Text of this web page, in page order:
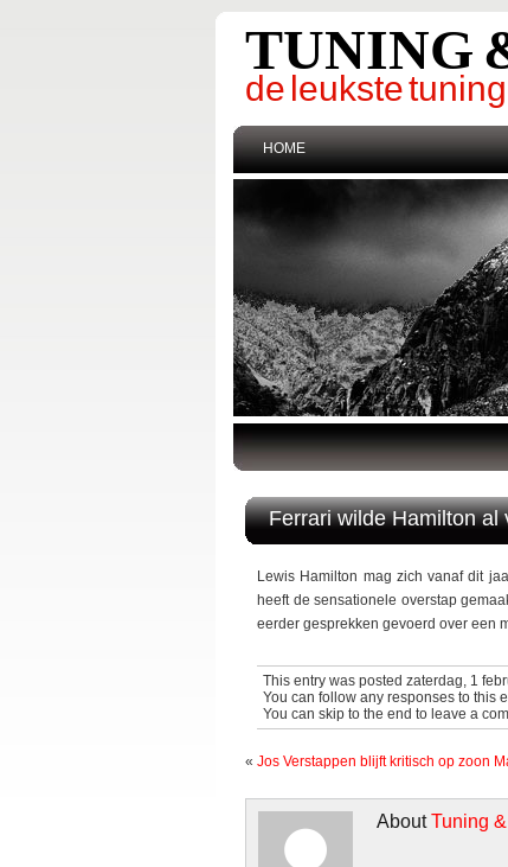
TUNING
de leukste
HOME
Ferrari wilde Hamilton
Lewis Hamilton mag zich vanaf dit
heeft de sensationele overstap
eerder gesprekken gevoerd over een
This entry was posted zaterdag, 1
You can follow any responses to this
You can skip to the end to leave a
« Jos Verstappen blijft kritisch op zoon
AboutTuning